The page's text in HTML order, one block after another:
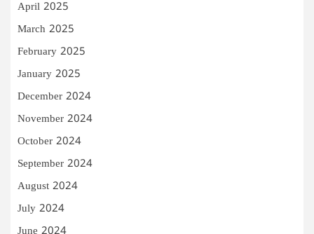
April 2025
March 2025
February 2025
January 2025
December 2024
November 2024
October 2024
September 2024
August 2024
July 2024